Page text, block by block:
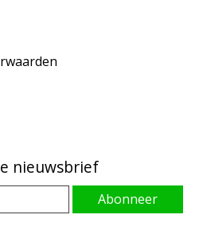
nieuwsbrief
Abonneer